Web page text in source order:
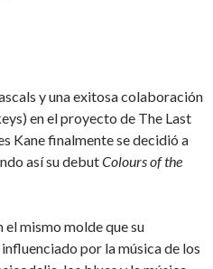
y una exitosa colaboración
en el proyecto de The Last
Kane finalmente se decidió a
así su debutColours of the
el mismo molde que su
por la música de los